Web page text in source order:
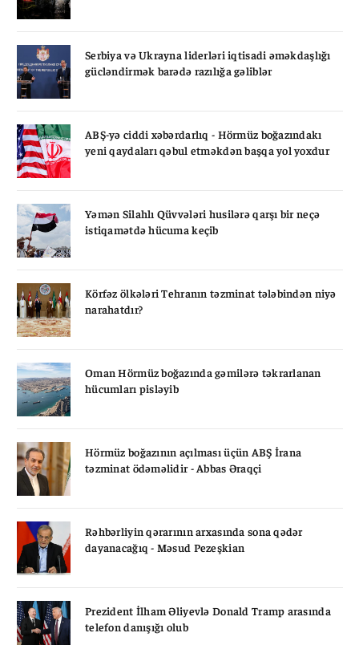
Serbiya və Ukrayna liderləri iqtisadi əməkdaşlığı
gücləndirmək barədə razılığa gəliblər
ABŞ-yə ciddi xəbərdarlıq - Hörmüz boğazındakı
yeni qaydaları qəbul etməkdən başqa yol yoxdur
Yəmən Silahlı Qüvvələri husilərə qarşı bir neçə
istiqamətdə hücuma keçib
Körfəz ölkələri Tehranın təzminat tələbindən niyə
narahatdır?
Oman Hörmüz boğazında gəmilərə təkrarlanan
hücumları pisləyib
Hörmüz boğazının açılması üçün ABŞ İrana
təzminat ödəməlidir - Abbas Əraqçi
Rəhbərliyin qərarının arxasında sona qədər
dayanacağıq - Məsud Pezeşkian
Prezident İlham Əliyevlə Donald Tramp arasında
telefon danışığı olub